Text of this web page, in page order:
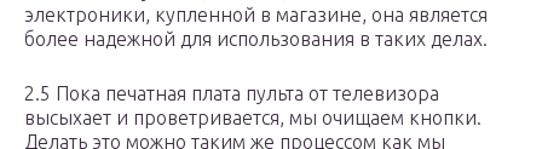
электроники, купленной в магазине, она является
более надежной для использования в таких делах.
2.5 Пока печатная плата пульта от телевизора
высыхает и проветривается, мы очищаем кнопки.
Делать это можно таким же процессом как мы